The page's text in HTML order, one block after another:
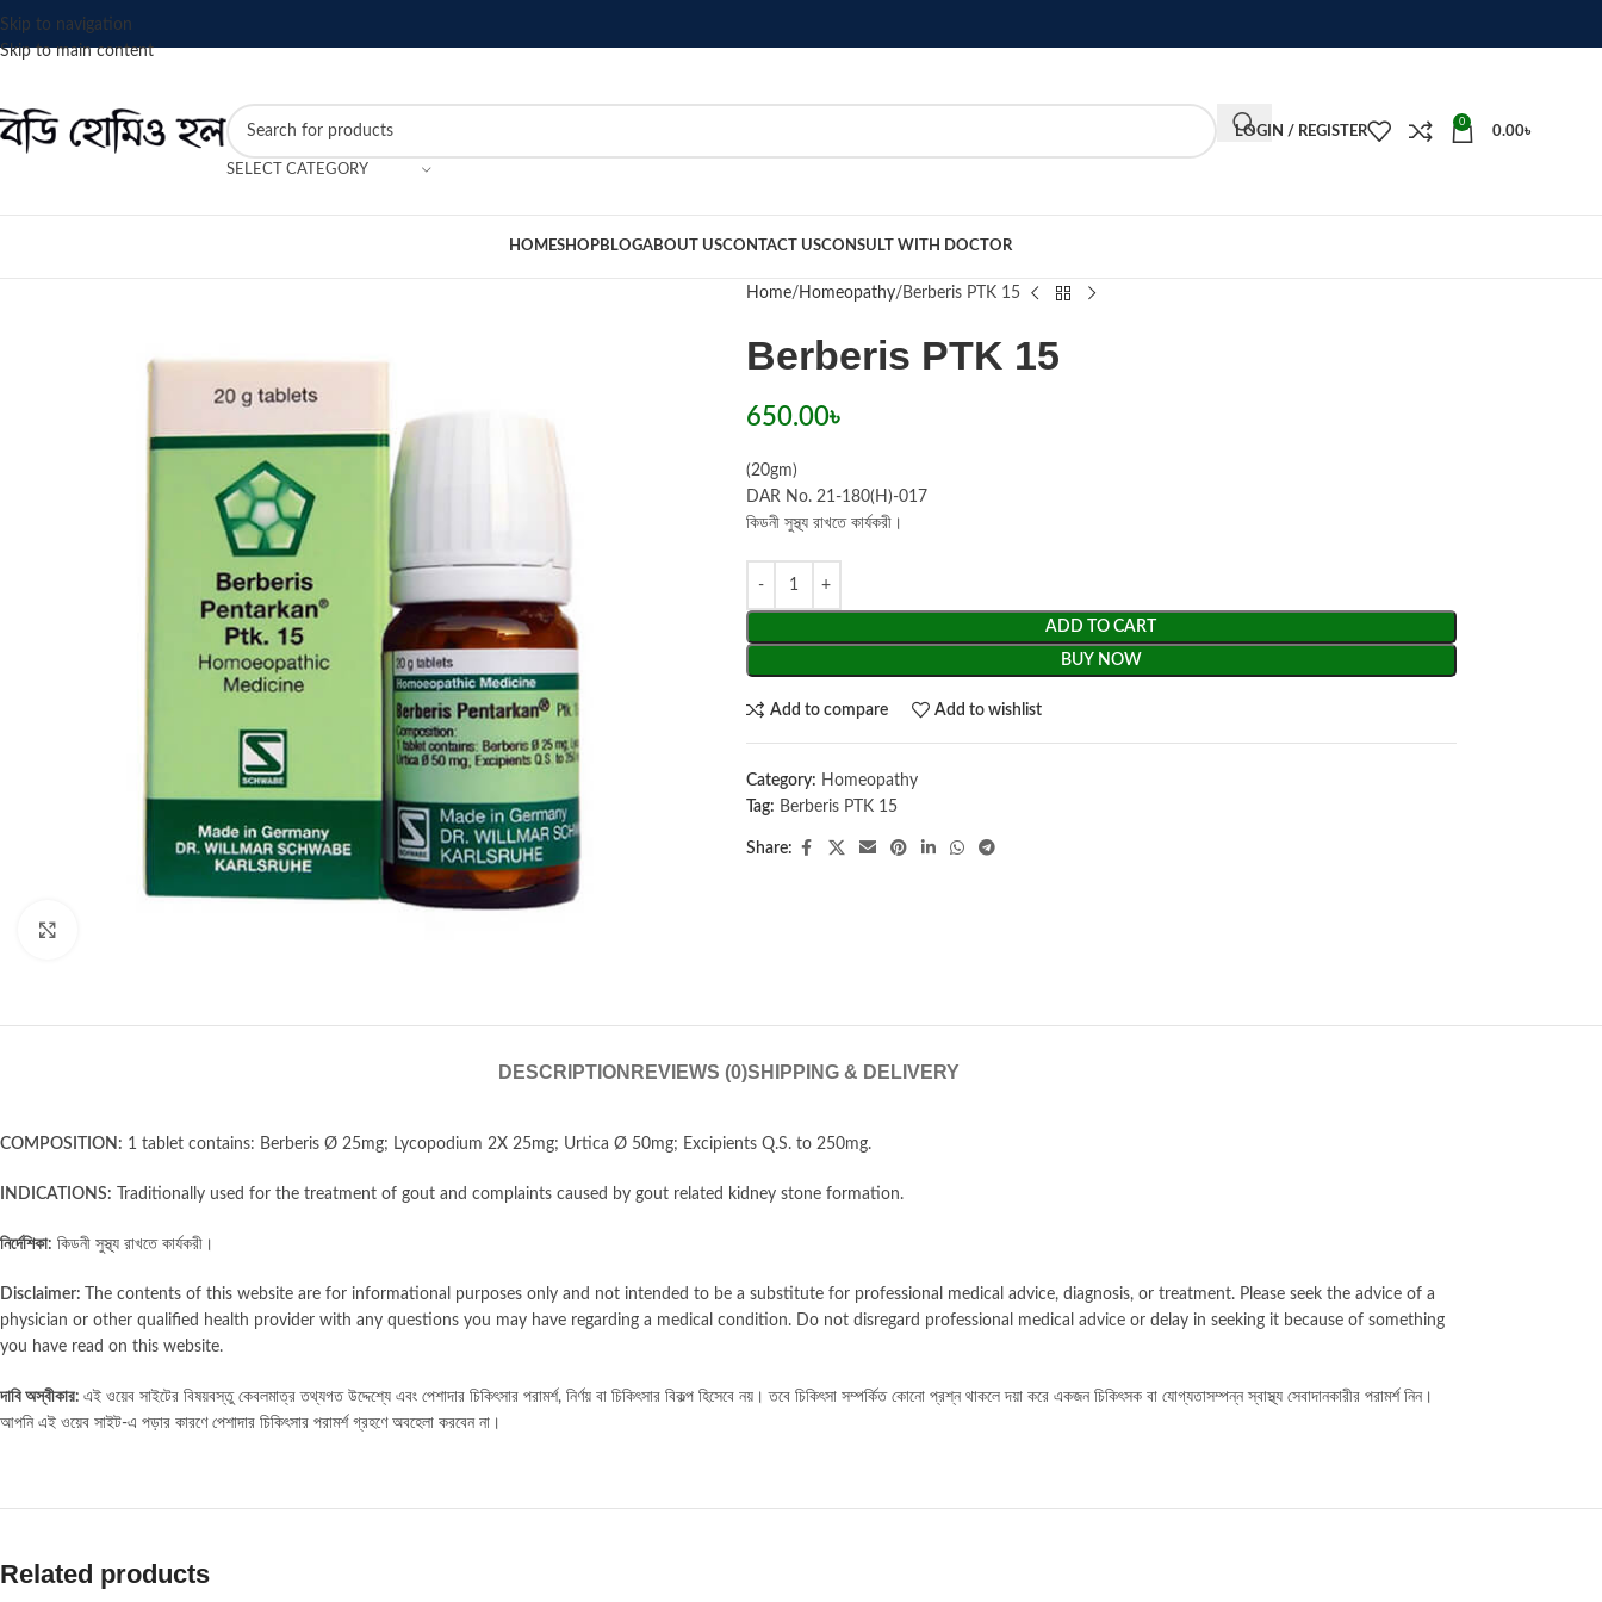
Skip to navigation
Skip to main content
SELECT CATEGORY
LOGIN / REGISTER
0
0.00৳
HOMESHOPBLOGABOUT USCONTACT USCONSULT WITH DOCTOR
Home Homeopathy Berberis PTK 15
Berberis PTK 15
650.00৳
(20gm)
DAR No. 21-180(H)-017
কিডনী সুস্থ্য রাখতে কার্যকরী।
ADD TO CART
BUY NOW
Add to compare Add to wishlist
Category: Homeopathy
Tag: Berberis PTK 15
Share:
DESCRIPTION REVIEWS (0)SHIPPING & DELIVERY
COMPOSITION: 1 tablet contains: Berberis Ø 25mg; Lycopodium 2X 25mg; Urtica Ø 50mg; Excipients Q.S. to 250mg.
INDICATIONS: Traditionally used for the treatment of gout and complaints caused by gout related kidney stone formation.
নির্দেশিকা: কিডনী সুস্থ্য রাখতে কার্যকরী।
Disclaimer:
The contents of this website are for informational purposes only and not intended to be a substitute for professional medical advice, diagnosis, or treatment. Please seek the advice of a
physician or other qualified health provider with any questions you may have regarding a medical condition. Do not disregard professional medical advice or delay in seeking it because of something
you have read on this website.
দাবি অস্বীকার: এই ওয়েব সাইটের বিষয়বস্তু কেবলমাত্র তথ্যগত উদ্দেশ্যে এবং পেশাদার চিকিৎসার পরামর্শ, নির্ণয় বা চিকিৎসার বিকল্প হিসেবে নয়। তবে চিকিৎসা সম্পর্কিত কোনো প্রশ্ন থাকলে দয়া করে একজন চিকিৎসক বা যোগ্যতাসম্পন্ন স্বাস্থ্য সেবাদানকারীর পরামর্শ নিন।
আপনি এই ওয়েব সাইট-এ পড়ার কারণে পেশাদার চিকিৎসার পরামর্শ গ্রহণে অবহেলা করবেন না।
Related products